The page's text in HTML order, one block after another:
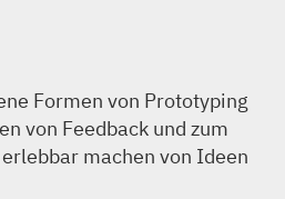
Formen von Prototyping
von Feedback und zum
machen von Ideen